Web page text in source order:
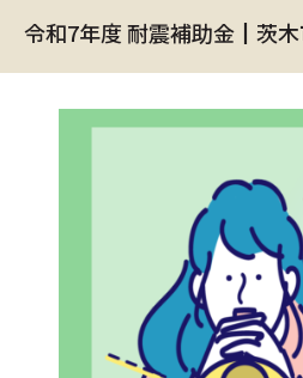
令和7年度 耐震補助金┃茨